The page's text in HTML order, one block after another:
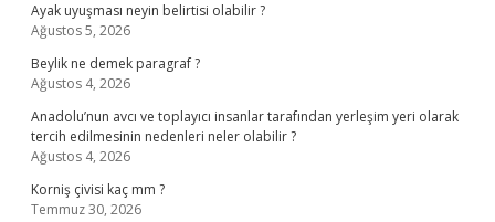
Ayak uyuşması neyin belirtisi olabilir ?
Ağustos 5, 2026
Beylik ne demek paragraf ?
Ağustos 4, 2026
Anadolu’nun avcı ve toplayıcı insanlar tarafından yerleşim yeri olarak
tercih edilmesinin nedenleri neler olabilir ?
Ağustos 4, 2026
Korniş çivisi kaç mm ?
Temmuz 30, 2026